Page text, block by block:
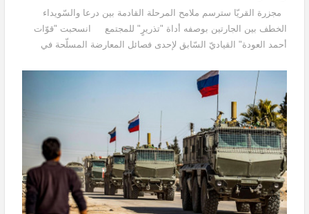
مجزرة القريّا سترسم ملامح المرحلة القادمة بين درعا والسّويداء
الخطف بين الجارتين بوصفه أداة "تذريرٍ" للمجتمع انسحبت "قوّات
أحمد العودة" القياديّ السّابق لإحدى فصائل المعارضة المسلّحة في